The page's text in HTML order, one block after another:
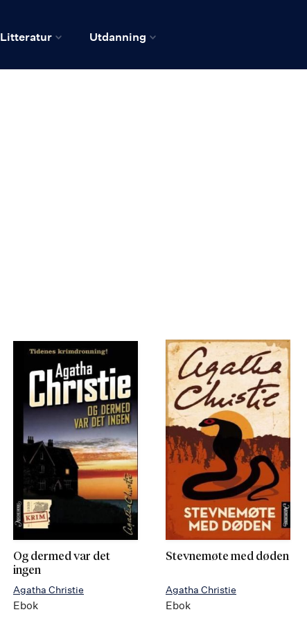
Litteratur Utdanning
Og dermed var det
ingen
Agatha Christie
Ebok
Stevnemøte med døden
Agatha Christie
Ebok